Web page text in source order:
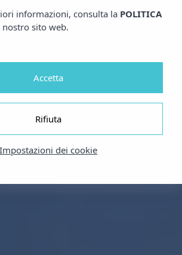
informazioni, consulta la POLITICA
nostro sito web.
Impostazioni dei cookie
Rifiuta
Accetta